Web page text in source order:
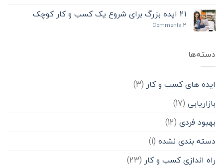
کسب
کار
مشاوره
مشتری
|
21 ایده بزرگ برای شروع یک کسب و کار کوچک
2
دسته‌ها
ایده های کسب و کار (3)
بازاریابی (17)
بهبود فردی (12)
دسته بندی نشده (1)
راه اندازی کسب و کار (23)